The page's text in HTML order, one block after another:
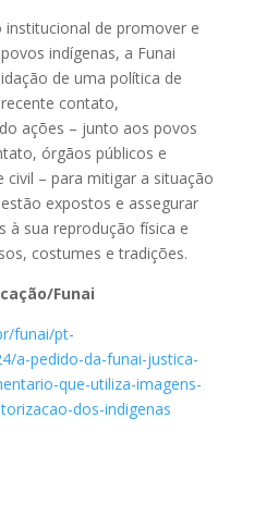
institucional de promover e
indígenas, a Funai
de uma política de
contato,
ações – junto aos povos
órgãos públicos e
civil – para mitigar a situação
expostos e assegurar
à sua reprodução física e
costumes e tradições.
Funai
funai/pt-
a-pedido-da-funai-justica-
que-utiliza-imagens-
dos-indigenas